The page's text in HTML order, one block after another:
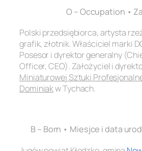
O – Occupation •
Polski przedsiębiorca, artysta
grafik, złotnik. Właściciel marki
Posesor i dyrektor generalny
Officer, CEO). Założyciel i
Miniaturowej Sztuki
Dominiakw Tychach.
B – Born • Miesjce i data